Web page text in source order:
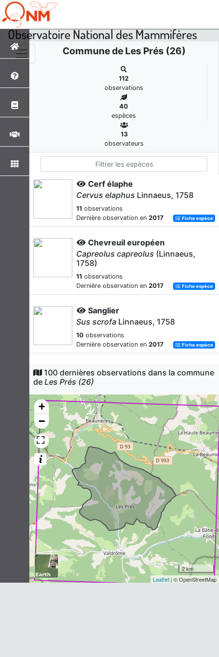
Observatoire National des Mammifères
Commune de Les Prés (26)
112
observations
40
espèces
13
observateurs
Cerf élaphe
Cervus elaphus Linnaeus, 1758
11 observations
Dernière observation en 2017 Fiche espèce
Chevreuil européen
Capreolus capreolus (Linnaeus,
1758)
11 observations
Dernière observation en 2017 Fiche espèce
Sanglier
Sus scrofa Linnaeus, 1758
10 observations
Dernière observation en 2017 Fiche espèce
Pipistrelle commune
Pipistrellus pipistrellus
7observations
Dernière observation en
Fiche espèce
Lièvre d'Europe
Lepus europaeus
Pallas, 1778
observations
Dernière observation en2017 Fiche espèce
Petit rhinolophe
Rhinolophus hipposideros
(Borkhausen, 1797)
6observations
Dernière observation en 2021 Fiche espèce
Chamois des Alpes
Rupicapra rupicapra(Linnaeus,
1758)
100 dernières observations dans la commune
de Les Prés (26)
+
−
2 km
Leaflet | © OpenStreetMap